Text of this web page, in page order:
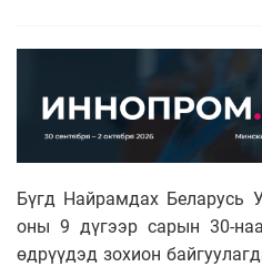
Бүгд Найрамдах Беларусь
оны 9 дүгээр сарын 30-
өдрүүдэд зохион